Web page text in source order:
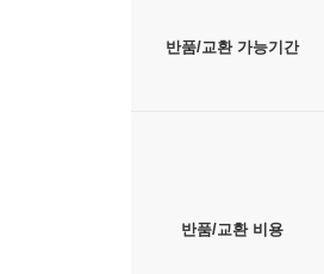
반품/교환 가능기간
반품/교환 비용